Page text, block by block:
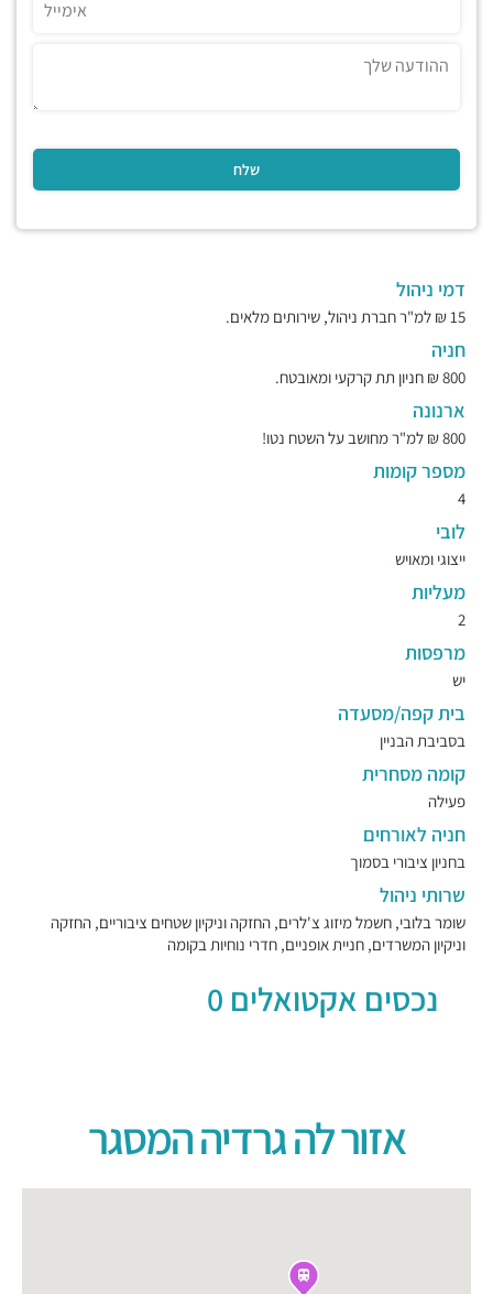
דמי ניהול
15 ₪ למ"ר חברת ניהול, שירותים מלאים.
חניה
800 ₪ חניון תת קרקעי ומאובטח.
ארנונה
800 ₪ למ"ר מחושב על השטח נטו!
מספר קומות
4
לובי
ייצוגי ומאויש
מעליות
2
מרפסות
יש
בית קפה/מסעדה
בסביבת הבניין
קומה מסחרית
פעילה
חניה לאורחים
בחניון ציבורי בסמוך
שרותי ניהול
שומר בלובי, חשמל מיזוג צ'לרים, החזקה וניקיון שטחים ציבוריים, החזקה
וניקיון המשרדים, חניית אופניים, חדרי נוחיות בקומה
נכסים אקטואלים 0
אזור לה גרדיה המסגר